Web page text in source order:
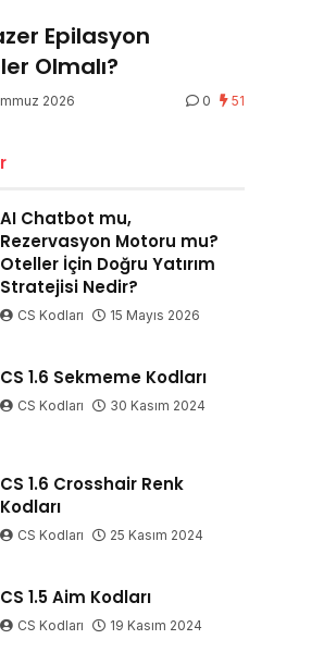
Epilasyon
Olmalı?
2026 0 51
AI Chatbot mu,
Rezervasyon Motoru mu?
Oteller İçin Doğru Yatırım
Stratejisi Nedir?
CS Kodları 15 Mayıs 2026
CS 1.6 Sekmeme Kodları
CS Kodları 30 Kasım 2024
CS 1.6 Crosshair Renk
Kodları
CS Kodları 25 Kasım 2024
CS 1.5 Aim Kodları
CS Kodları 19 Kasım 2024